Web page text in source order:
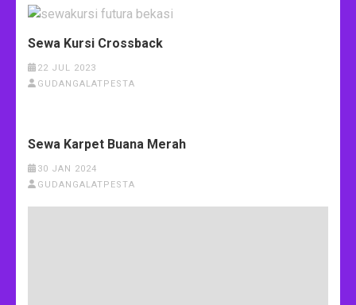
Sewa Kursi Crossback
22 JUL 2023
GUDANGALATPESTA
Sewa Karpet Buana Merah
30 JAN 2024
GUDANGALATPESTA